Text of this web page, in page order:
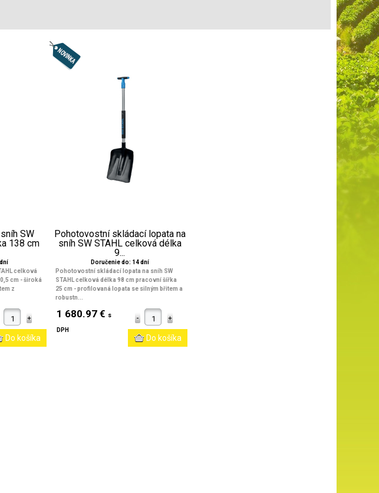
SW
138 cm
celková
cm - široká
z
Pohotovostní skládací lopata na
sníh SW STAHL celková délka
9...
Doručenie do: 14 dní
Pohotovostní skládací lopata na sníh SW
STAHL celková délka 98 cm pracovní šířka
25 cm - profilovaná lopata se silným břitem a
robustn...
1 680.97 € s
DPH